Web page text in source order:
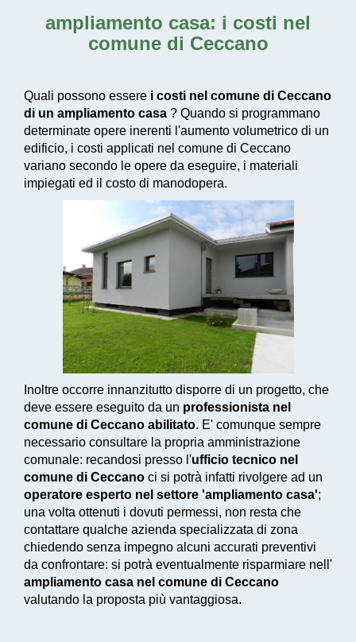
ampliamento casa: i costi nel
comune di Ceccano
Quali possono essere i costi nel comune di Ceccano
di un ampliamento casa ? Quando si programmano
determinate opere inerenti l'aumento volumetrico di un
edificio, i costi applicati nel comune di Ceccano
variano secondo le opere da eseguire, i materiali
impiegati ed il costo di manodopera.
Inoltre occorre innanzitutto disporre di un progetto, che
deve essere eseguito da un professionista nel
comune di Ceccano abilitato. E' comunque sempre
necessario consultare la propria amministrazione
comunale: recandosi presso l'ufficio tecnico nel
comune di Ceccano ci si potrà infatti rivolgere ad un
operatore esperto nel settore 'ampliamento casa';
una volta ottenuti i dovuti permessi, non resta che
contattare qualche azienda specializzata di zona
chiedendo senza impegno alcuni accurati preventivi
da confrontare: si potrà eventualmente risparmiare nell'
ampliamento casa nel comune di Ceccano
valutando la proposta più vantaggiosa.